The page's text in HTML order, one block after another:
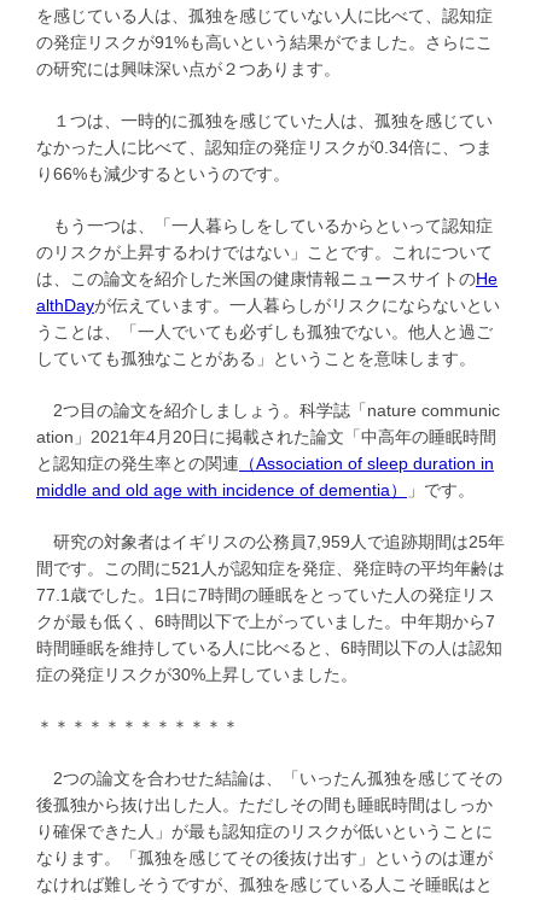
を感じている人は、孤独を感じていない人に比べて、認知症
の発症リスクが91%も高いという結果がでました。さらにこ
の研究には興味深い点が２つあります。
１つは、一時的に孤独を感じていた人は、孤独を感じてい
なかった人に比べて、認知症の発症リスクが0.34倍に、つま
り66%も減少するというのです。
もう一つは、「一人暮らしをしているからといって認知症
のリスクが上昇するわけではない」ことです。これについて
は、この論文を紹介した米国の健康情報ニュースサイトのHe
althDayが伝えています。一人暮らしがリスクにならないとい
うことは、「一人でいても必ずしも孤独でない。他人と過ご
していても孤独なことがある」ということを意味します。
2つ目の論文を紹介しましょう。科学誌「nature communic
ation」2021年4月20日に掲載された論文「中高年の睡眠時間
と認知症の発生率との関連 （Association of sleep duration in
middle and old age with incidence of dementia）
」です。
研究の対象者はイギリスの公務員7,959人で追跡期間は25年
間です。この間に521人が認知症を発症、発症時の平均年齢は
77.1歳でした。1日に7時間の睡眠をとっていた人の発症リス
クが最も低く、6時間以下で上がっていました。中年期から7
時間睡眠を維持している人に比べると、6時間以下の人は認知
症の発症リスクが30%上昇していました。
＊＊＊＊＊＊＊＊＊＊＊＊
2つの論文を合わせた結論は、「いったん孤独を感じてその
後孤独から抜け出した人。ただしその間も睡眠時間はしっか
り確保できた人」が最も認知症のリスクが低いということに
なります。「孤独を感じてその後抜け出す」というのは運が
なければ難しそうですが、孤独を感じている人こそ睡眠はと